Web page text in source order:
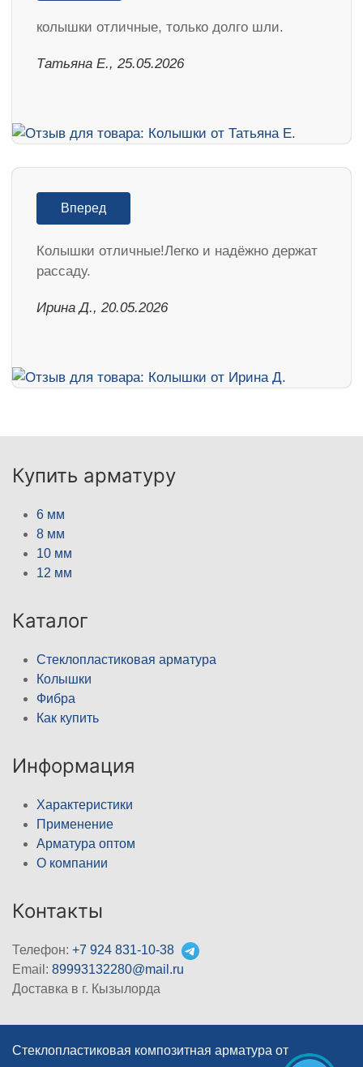
колышки отличные, только долго шли.
Татьяна Е., 25.05.2026
Вперед
Колышки отличные!Легко и надёжно держат
рассаду.
Ирина Д., 20.05.2026
Купить арматуру
6 мм
8 мм
10 мм
12 мм
Каталог
Стеклопластиковая арматура
Колышки
Фибра
Как купить
Информация
Характеристики
Применение
Арматура оптом
О компании
Контакты
Телефон: +7 924 831-10-38
Email: 89993132280@mail.ru
Доставка в г. Кызылорда
Стеклопластиковая композитная арматура от